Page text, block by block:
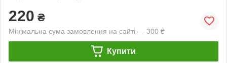
220 ₴
Мінімальна сума замовлення на сайті — 300 ₴
Купити